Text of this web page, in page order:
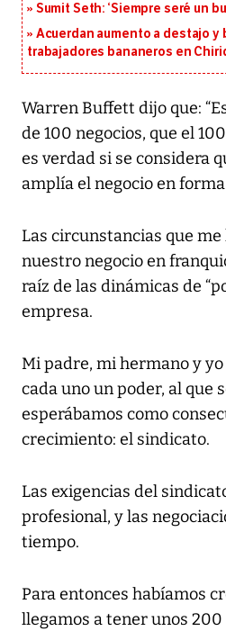
Sumit Seth: ‘Siempre seré un
Acuerdan aumento a destajo y
trabajadores bananeros en
Warren Buffett dijo que:
de 100 negocios, que el
es verdad si se considera
amplía el negocio en
Las circunstancias que
nuestro negocio en
raíz de las dinámicas de
empresa.
Mi padre, mi hermano y
cada uno un poder, al que
esperábamos como
crecimiento: el sindicato.
Las exigencias del
profesional, y las
tiempo.
Para entonces habíamos
llegamos a tener unos